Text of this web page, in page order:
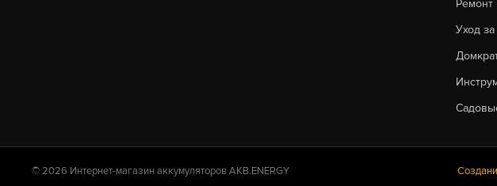
Ремонт
Уход
© 2026 Интернет-магазин аккумуляторов AKB.ENERGY